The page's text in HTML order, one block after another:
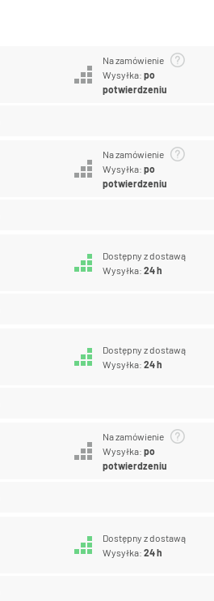
Na zamówienie
Wysyłka:po
potwierdzeniu
Na zamówienie
Wysyłka:po
potwierdzeniu
Dostępny z dostawą
Wysyłka:24 h
Dostępny z dostawą
Wysyłka:24 h
Na zamówienie
Wysyłka:po
potwierdzeniu
Dostępny z dostawą
Wysyłka:24 h